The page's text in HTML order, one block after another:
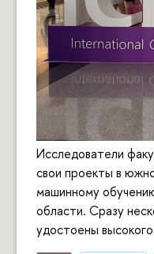
Исследователи
свои проекты в
машинному
области. Сразу
удостоены